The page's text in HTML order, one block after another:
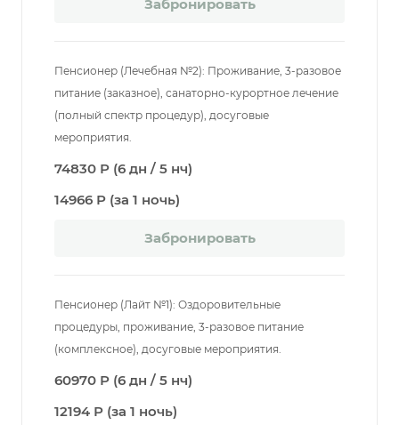
Забронировать
Пенсионер (Лечебная №2): Проживание, 3-разовое
питание (заказное), санаторно-курортное лечение
(полный спектр процедур), досуговые
мероприятия.
74830 Р (6 дн / 5 нч)
14966 Р (за 1 ночь)
Забронировать
Пенсионер (Лайт №1): Оздоровительные
процедуры, проживание, 3-разовое питание
(комплексное), досуговые мероприятия.
60970 Р (6 дн / 5 нч)
12194 Р (за 1 ночь)